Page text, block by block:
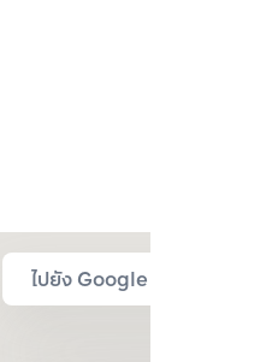
ไปยัง Google Map